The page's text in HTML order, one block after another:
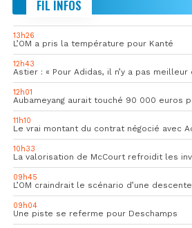
FIL INFOS
13h26
L’OM a pris la température pour Kanté
12h43
Astier : « Pour Adidas, il n’y a pas meilleur
12h01
Aubameyang aurait touché 90 000 euros
11h10
Le vrai montant du contrat négocié avec
10h33
La valorisation de McCourt refroidit les
09h45
L’OM craindrait le scénario d’une
09h04
Une piste se referme pour Deschamps